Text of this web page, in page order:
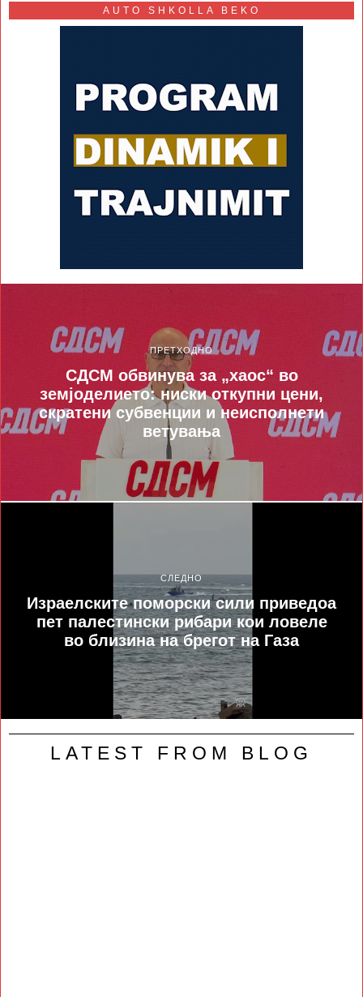
AUTO SHKOLLA BEKO
ПРЕТХОДНО
СДСМ обвинува за „хаос“ во
земјоделието: ниски откупни цени,
скратени субвенции и неисполнети
ветувања
СЛЕДНО
Израелските поморски сили приведоа
пет палестински рибари кои ловеле
во близина на брегот на Газа
LATEST FROM BLOG